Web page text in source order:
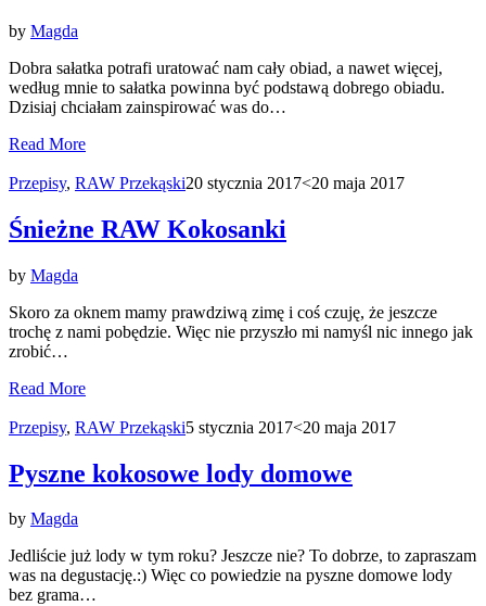
by Magda
Dobra sałatka potrafi uratować nam cały obiad, a nawet więcej,
według mnie to sałatka powinna być podstawą dobrego obiadu.
Dzisiaj chciałam zainspirować was do…
Read More
Przepisy, RAW Przekąski20 stycznia 2017<20 maja 2017
Śnieżne RAW Kokosanki
by Magda
Skoro za oknem mamy prawdziwą zimę i coś czuję, że jeszcze
trochę z nami pobędzie. Więc nie przyszło mi namyśl nic innego jak
zrobić…
Read More
Przepisy, RAW Przekąski5 stycznia 2017<20 maja 2017
Pyszne kokosowe lody domowe
by Magda
Jedliście już lody w tym roku? Jeszcze nie? To dobrze, to zapraszam
was na degustację.:) Więc co powiedzie na pyszne domowe lody
bez grama…